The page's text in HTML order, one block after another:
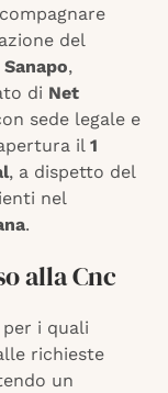
del
,
di Net
sede legale e
il 1
, a dispetto del
nel
.
alla Cnc
per i quali
richieste
un